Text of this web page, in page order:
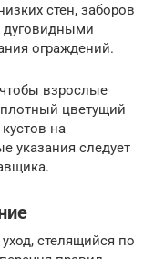
стен, заборов
дуговидными
ограждений.
взрослые
цветущий
на
указания следует
стелящийся по